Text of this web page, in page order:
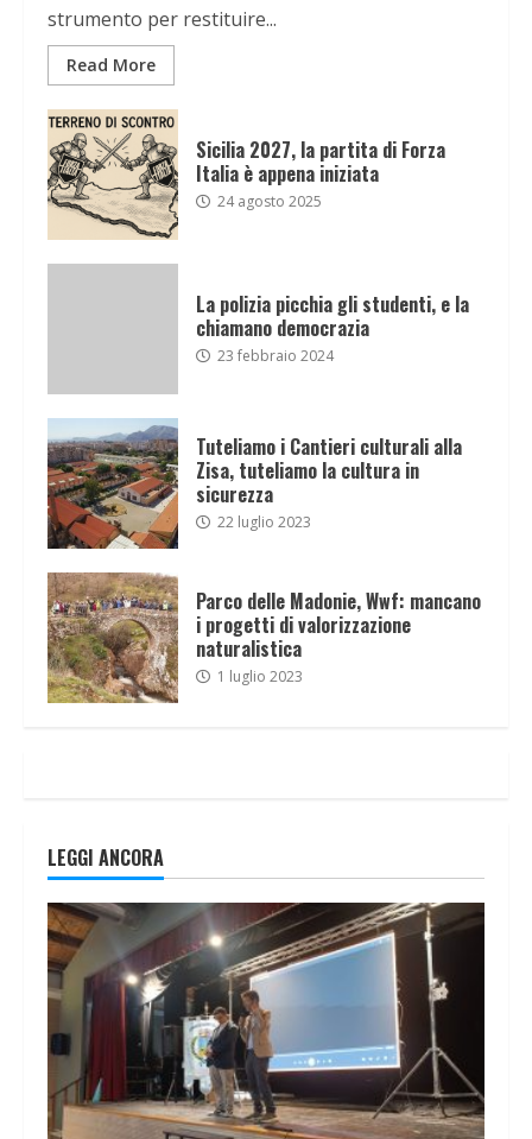
strumento per restituire...
Read More
Sicilia 2027, la partita di Forza
Italia è appena iniziata
24 agosto 2025
La polizia picchia gli studenti, e la
chiamano democrazia
23 febbraio 2024
Tuteliamo i Cantieri culturali alla
Zisa, tuteliamo la cultura in
sicurezza
22 luglio 2023
Parco delle Madonie, Wwf: mancano
i progetti di valorizzazione
naturalistica
1 luglio 2023
LEGGI ANCORA